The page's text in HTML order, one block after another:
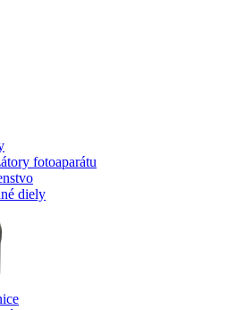
fotoaparátu
diely